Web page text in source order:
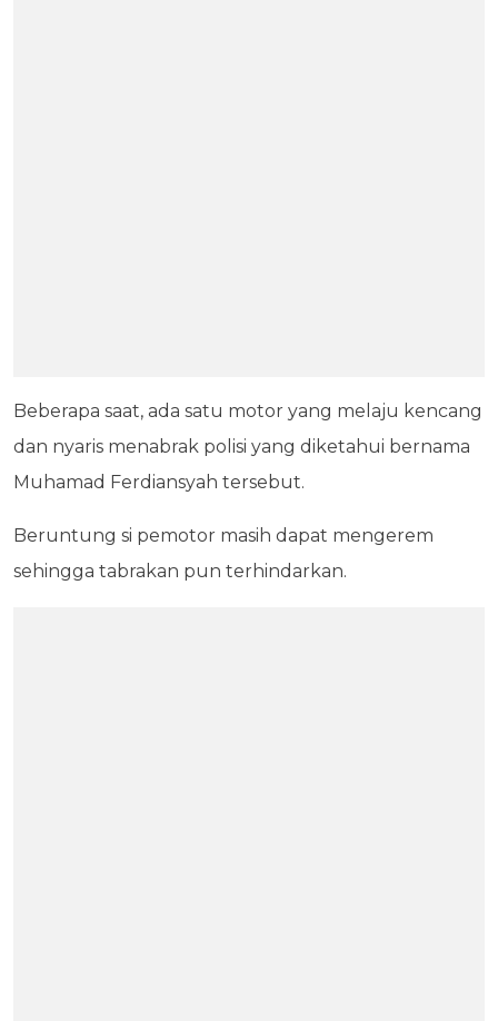
Beberapa saat, ada satu motor yang melaju kencang
dan nyaris menabrak polisi yang diketahui bernama
Muhamad Ferdiansyah tersebut.
Beruntung si pemotor masih dapat mengerem
sehingga tabrakan pun terhindarkan.